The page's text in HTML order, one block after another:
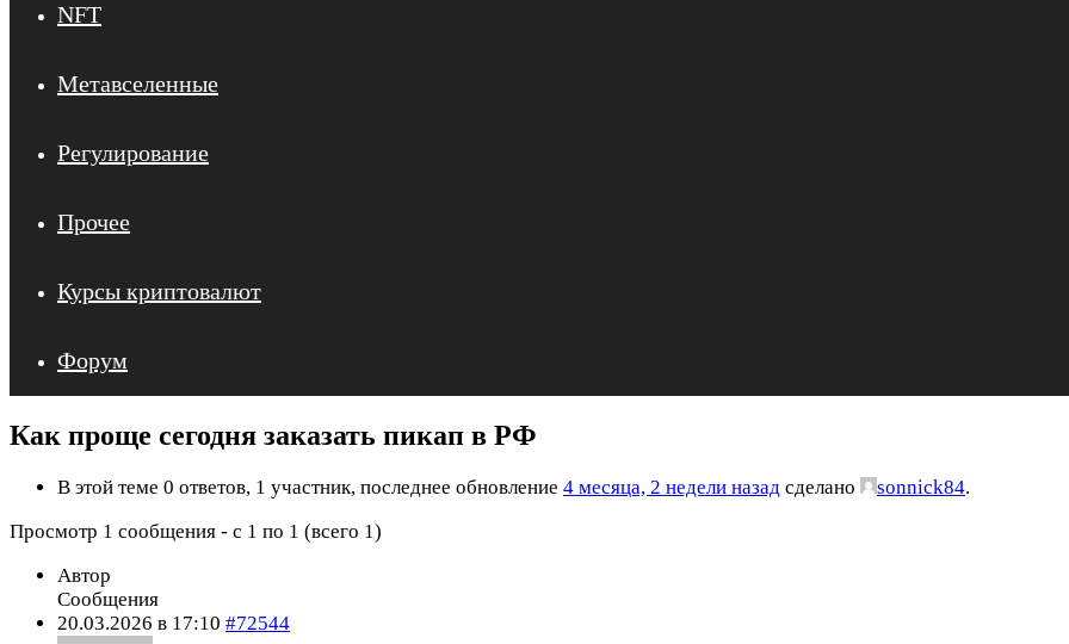
NFT
Метавселенные
Регулирование
Прочее
Курсы криптовалют
Форум
Как проще сегодня заказать пикап в РФ
В этой теме 0 ответов, 1 участник, последнее обновление 4 месяца, 2 недели назад сделано sonnick84.
Просмотр 1 сообщения - с 1 по 1 (всего 1)
Автор
Сообщения
20.03.2026 в 17:10 #72544